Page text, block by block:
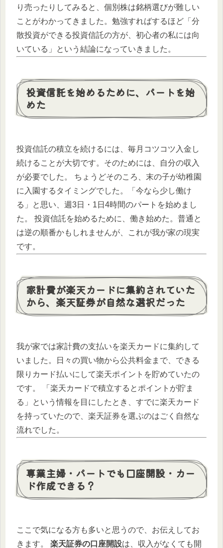
り売ったりしてみると、個別株は銘柄選びが難しい
ことがわかってきました。勉強すればするほど「分
散投資ができる投資信託の方が、初心者の私には向
いている」という結論になっていきました。
投資信託を始めるために、パートを始
めた
投資信託の積立を続けるには、毎月コツコツ入金し
続けることが大切です。そのためには、自分の収入
が必要でした。 ちょうどそのころ、末の子が幼稚園
に入園するタイミングでした。「今なら少し働け
る」と思い、週3日・1日4時間のパートを始めまし
た。 投資信託を始めるために、働き始めた。普通と
は逆の順番かもしれませんが、これが我が家の現実
です。
家計費が楽天カードに集約されていた
から、楽天証券が自然な選択だった
我が家では家計費の支払いを楽天カードに集約して
いました。日々の買い物から公共料金まで、できる
限りカード払いにして楽天ポイントを貯めていたの
です。 「楽天カードで積立するとポイントが貯ま
る」という情報を目にしたとき、すでに楽天カード
を持っていたので、楽天証券を選ぶのはごく自然な
流れでした。
専業主婦・パートでも口座開設・カー
ド作成できる？
ここで気になる方も多いと思うので、お伝えしてお
きます。 楽天証券の口座開設は、収入がなくても開